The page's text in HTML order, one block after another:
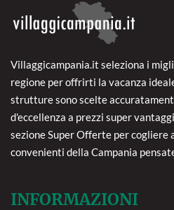
Villaggicampania.it seleziona i
regione per offrirti la vacanza
strutture sono scelte
d'eccellenza a prezzi super
sezione Super Offerte per cogliere
convenienti della Campania
INFORMAZIONI